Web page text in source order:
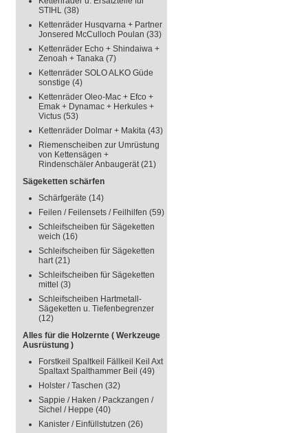
STIHL (38)
Kettenräder Husqvarna + Partner
Jonsered McCulloch Poulan (33)
Kettenräder Echo + Shindaiwa +
Zenoah + Tanaka (7)
Kettenräder SOLO ALKO Güde
sonstige (4)
Kettenräder Oleo-Mac + Efco +
Emak + Dynamac + Herkules +
Victus (53)
Kettenräder Dolmar + Makita (43)
Riemenscheiben zur Umrüstung
von Kettensägen +
Rindenschäler Anbaugerät(21)
Sägeketten schärfen
Schärfgeräte (14)
Feilen / Feilensets / Feilhilfen (59)
Schleifscheiben für Sägeketten
weich (16)
Schleifscheiben für Sägeketten
hart(21)
Schleifscheiben für Sägeketten
mittel (3)
Schleifscheiben Hartmetall-
Sägeketten u. Tiefenbegrenzer
(12)
Alles für die Holzernte ( Werkzeuge
Ausrüstung )
Forstkeil Spaltkeil Fällkeil Keil Axt
Spaltaxt Spalthammer Beil (49)
Holster / Taschen (32)
Sappie / Haken / Packzangen /
Sichel / Heppe (40)
Kanister / Einfüllstutzen (26)